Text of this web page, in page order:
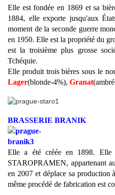
Elle est fondée en 1869 et sa
1884, elle exporte jusqu'aux
moment de la seconde guerre
en 1950. Elle est la propriété du
est la troisième plus grosse
Tchéquie.
Elle produit trois bières sous le
Lager(blonde-4%), Granat
BRASSERIE BRANIK
Elle a été créée en 1898. Elle
STAROPRAMEN, appartenant
en 2007 et déplace sa
même procédé de fabrication est